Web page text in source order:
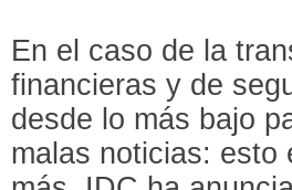
En el caso de la
financieras y de
desde lo más bajo
malas noticias: esto